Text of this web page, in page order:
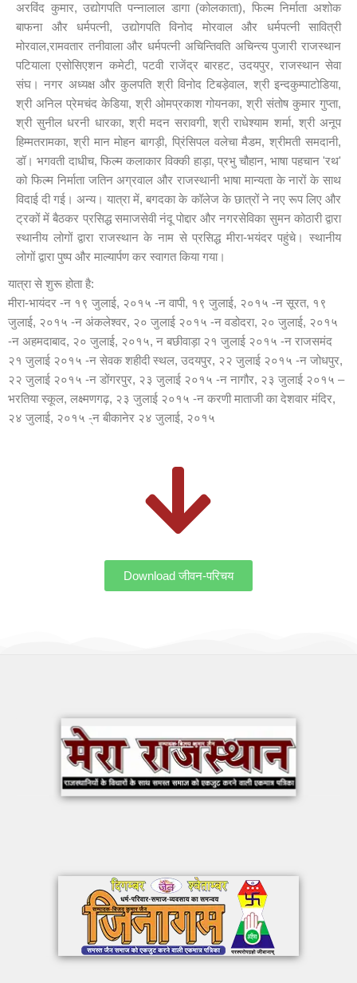
अरविंद कुमार, उद्योगपति पन्नालाल डागा (कोलकाता), फिल्म निर्माता अशोक
बाफना और धर्मपत्नी, उद्योगपति विनोद मोरवाल और धर्मपत्नी सावित्री
मोरवाल,रामवतार तनीवाला और धर्मपत्नी अचिन्तिवति अचिन्त्य पुजारी राजस्थान
पटियाला एसोसिएशन कमेटी, पटवी राजेंद्र बारहट, उदयपुर, राजस्थान सेवा
संघ। नगर अध्यक्ष और कुलपति श्री विनोद टिबड़ेवाल, श्री इन्दकुम्पाटोडिया,
श्री अनिल प्रेमचंद केडिया, श्री ओमप्रकाश गोयनका, श्री संतोष कुमार गुप्ता,
श्री सुनील धरनी धारका, श्री मदन सरावगी, श्री राधेश्याम शर्मा, श्री अनूप
हिम्मतरामका, श्री मान मोहन बागड़ी, प्रिंसिपल वलेचा मैडम, श्रीमती समदानी,
डॉ। भगवती दाधीच, फिल्म कलाकार विक्की हाड़ा, प्रभु चौहान, भाषा पहचान 'रथ'
को फिल्म निर्माता जतिन अग्रवाल और राजस्थानी भाषा मान्यता के नारों के साथ
विदाई दी गई। अन्य। यात्रा में, बगदका के कॉलेज के छात्रों ने नए रूप लिए और
ट्रकों में बैठकर प्रसिद्ध समाजसेवी नंदू पोद्दार और नगरसेविका सुमन कोठारी द्वारा
स्थानीय लोगों द्वारा राजस्थान के नाम से प्रसिद्ध मीरा-भयंदर पहुंचे। स्थानीय
लोगों द्वारा पुष्प और माल्यार्पण कर स्वागत किया गया।
यात्रा से शुरू होता है:
मीरा-भायंदर -न १९ जुलाई, २०१५ -न वापी, १९ जुलाई, २०१५ -न सूरत, १९
जुलाई, २०१५ -न अंकलेश्वर, २० जुलाई २०१५ -न वडोदरा, २० जुलाई, २०१५
-न अहमदाबाद, २० जुलाई, २०१५, न बछीवाड़ा २१ जुलाई २०१५ -न राजसमंद
२१ जुलाई २०१५ -न सेवक शहीदी स्थल, उदयपुर, २२ जुलाई २०१५ -न जोधपुर,
२२ जुलाई २०१५ -न डोंगरपुर, २३ जुलाई २०१५ -न नागौर, २३ जुलाई २०१५ –
भरतिया स्कूल, लक्ष्मणगढ़, २३ जुलाई २०१५ -न करणी माताजी का देशवार मंदिर,
२४ जुलाई, २०१५ -्न बीकानेर २४ जुलाई, २०१५
Download जीवन-परिचय